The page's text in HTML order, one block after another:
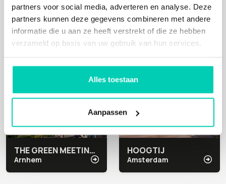
partners voor social media, adverteren en analyse. Deze
partners kunnen deze gegevens combineren met andere
informatie die u aan ze heeft verstrekt of die ze hebben
verzameld op basis van uw gebruik van hun services.
Alles toestaan
Aanpassen
Mens, Natuur
THE GREEN MEETING CENTER ARNHEM
Arnhem
Cultuur
HOOGTIJ
Amsterdam